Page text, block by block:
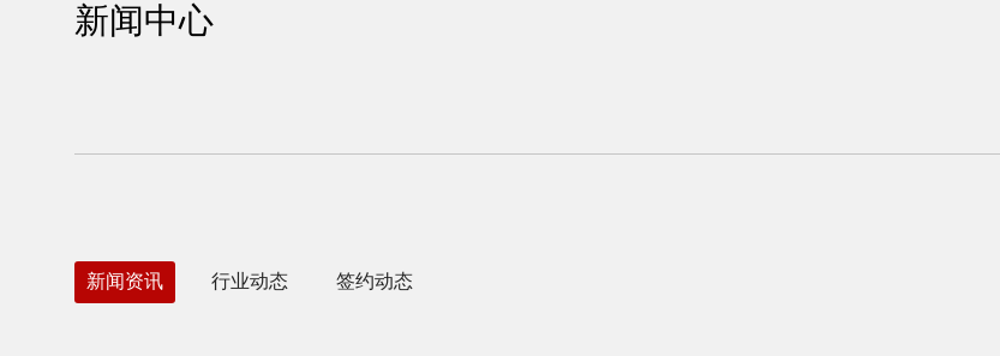
新闻中心
新闻资讯 行业动态 签约动态